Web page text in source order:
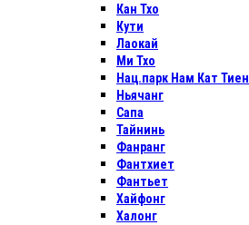
Кан Тхо
Кути
Лаокай
Ми Тхо
Нац.парк Нам Кат Тиен
Ньячанг
Сапа
Тайнинь
Фанранг
Фантхиет
Фантьет
Хайфонг
Халонг